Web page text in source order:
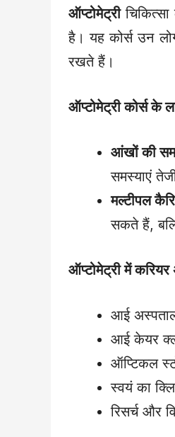
ऑप्टोमेट्री
है। यह कोर्स उन
रखते हैं।
ऑप्टोमेट्री कोर्स के
आंखों की
समस्याएं
मल्टीपल
सकते हैं,
ऑप्टोमेट्री में
आई
आई केयर
ऑप्टिकल
स्वयं का
रिसर्च और